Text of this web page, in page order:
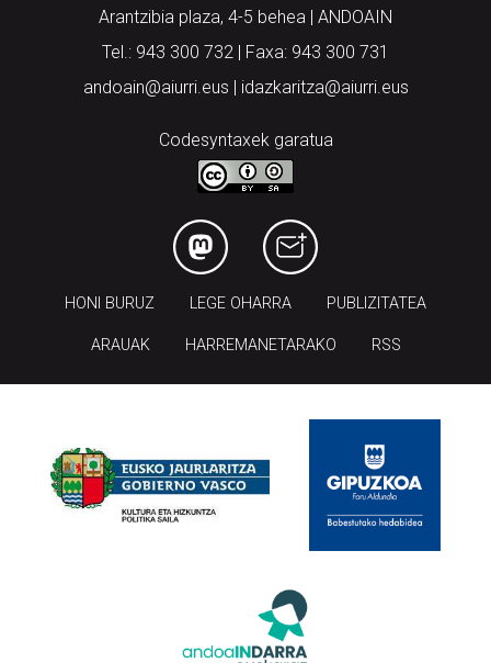
Arantzibia plaza, 4-5 behea | ANDOAIN
Tel.: 943 300 732 | Faxa: 943 300 731
andoain@aiurri.eus | idazkaritza@aiurri.eus
Codesyntaxek garatua
HONI BURUZ LEGE OHARRA PUBLIZITATEA
ARAUAK HARREMANETARAKO RSS